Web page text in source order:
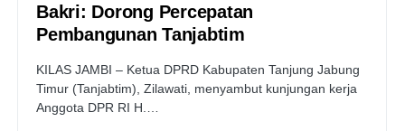
Bakri: Dorong Percepatan
Pembangunan Tanjabtim
KILAS JAMBI – Ketua DPRD Kabupaten Tanjung Jabung
Timur (Tanjabtim), Zilawati, menyambut kunjungan kerja
Anggota DPR RI H.…